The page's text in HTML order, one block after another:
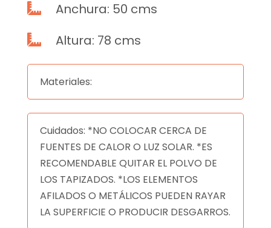
 Anchura: 50 cms
 Altura: 78 cms
Materiales:
Cuidados: *NO COLOCAR CERCA DE
FUENTES DE CALOR O LUZ SOLAR. *ES
RECOMENDABLE QUITAR EL POLVO DE
LOS TAPIZADOS. *LOS ELEMENTOS
AFILADOS O METÁLICOS PUEDEN RAYAR
LA SUPERFICIE O PRODUCIR DESGARROS.